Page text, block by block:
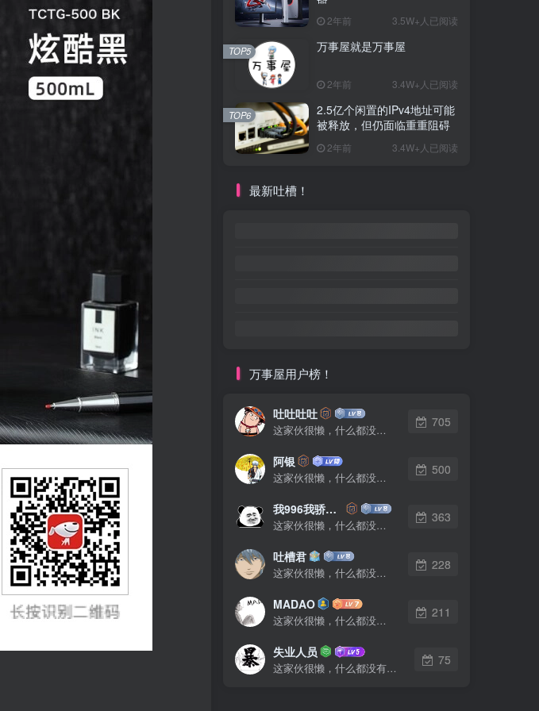
2年前 3.5W+人已阅读
万事屋就是万事屋
2年前 3.4W+人已阅读
TOP5
2.5亿个闲置的IPv4地址可能
被释放，但仍面临重重阻碍
2年前 3.4W+人已阅读
TOP6
最新吐槽！
万事屋用户榜！
吐吐吐吐
这家伙很懒，什么都没有写...
705
阿银
这家伙很懒，什么都没有写...
500
我996我骄傲了么
这家伙很懒，什么都没有写...
363
吐槽君
这家伙很懒，什么都没有写...
228
MADAO
这家伙很懒，什么都没有写...
211
失业人员
这家伙很懒，什么都没有写...
75